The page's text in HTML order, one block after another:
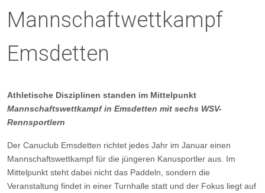
Mannschaftwettkampf
Emsdetten
Athletische Disziplinen standen im Mittelpunkt
Mannschaftswettkampf in Emsdetten mit sechs WSV-
Rennsportlern
Der Canuclub Emsdetten richtet jedes Jahr im Januar einen
Mannschaftswettkampf für die jüngeren Kanusportler aus. Im
Mittelpunkt steht dabei nicht das Paddeln, sondern die
Veranstaltung findet in einer Turnhalle statt und der Fokus liegt auf